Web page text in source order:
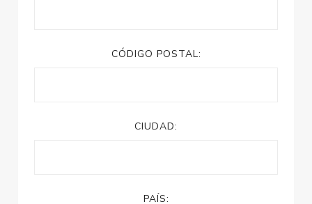
CÓDIGO POSTAL:
CIUDAD:
PAÍS: